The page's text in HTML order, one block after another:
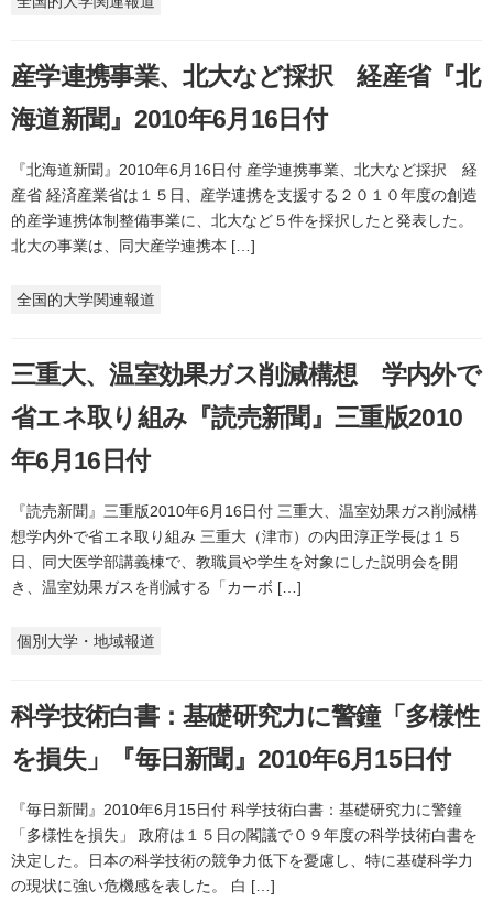
産学連携事業、北大など採択 経産省『北
海道新聞』2010年6月16日付
『北海道新聞』2010年6月16日付 産学連携事業、北大など採択 経
産省 経済産業省は１５日、産学連携を支援する２０１０年度の創造
的産学連携体制整備事業に、北大など５件を採択したと発表した。
北大の事業は、同大産学連携本 […]
全国的大学関連報道
三重大、温室効果ガス削減構想 学内外で
省エネ取り組み『読売新聞』三重版2010
年6月16日付
『読売新聞』三重版2010年6月16日付 三重大、温室効果ガス削減構
想学内外で省エネ取り組み 三重大（津市）の内田淳正学長は１５
日、同大医学部講義棟で、教職員や学生を対象にした説明会を開
き、温室効果ガスを削減する「カーボ […]
個別大学・地域報道
科学技術白書：基礎研究力に警鐘「多様性
を損失」『毎日新聞』2010年6月15日付
『毎日新聞』2010年6月15日付 科学技術白書：基礎研究力に警鐘
「多様性を損失」 政府は１５日の閣議で０９年度の科学技術白書を
決定した。日本の科学技術の競争力低下を憂慮し、特に基礎科学力
の現状に強い危機感を表した。 白 […]